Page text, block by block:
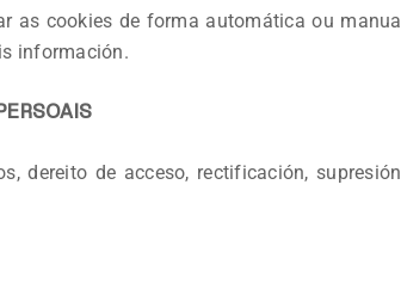
as cookies de forma automática ou
información.
dereito de acceso, rectificación,